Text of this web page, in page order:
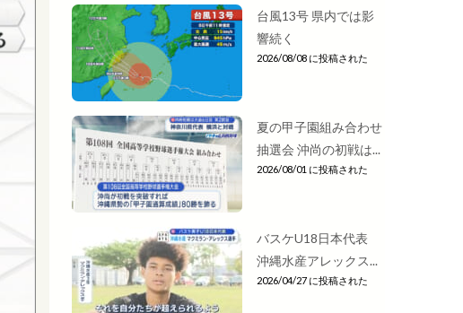
台風13号 県内では影
響続く
2026/08/08 に投稿された
夏の甲子園組み合わせ
抽選会 沖尚の初戦は...
2026/08/01 に投稿された
バスケU18日本代表
沖縄水産アレックス...
2026/04/27 に投稿された